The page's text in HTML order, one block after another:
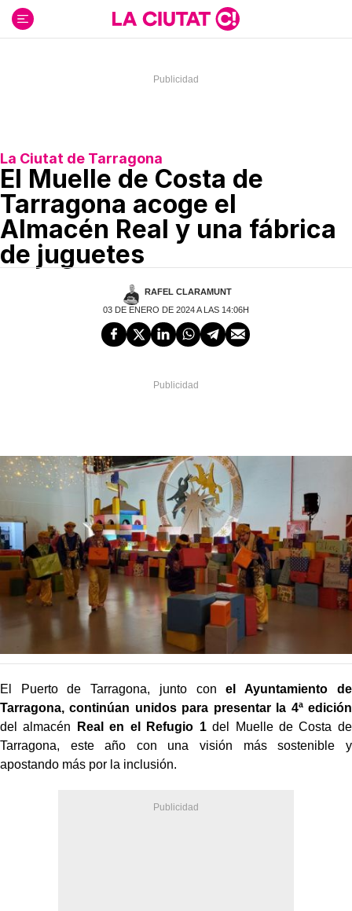
contenido
La Ciutat de Tarragona
El Muelle de Costa de
Tarragona acoge el
Almacén Real y una fábrica
de juguetes
RAFEL CLARAMUNT
03 DE ENERO DE 2024 A LAS 14:06H
El Puerto de Tarragona, junto conel Ayuntamiento de
Tarragona, continúan unidos para presentar la 4ª edición
del almacén
Real en el Refugio 1del Muelle de Costa de
Tarragona, este año con una visión más sostenible y
apostando más por la inclusión.